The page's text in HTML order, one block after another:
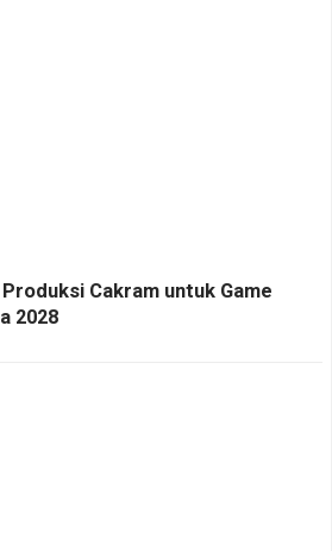
Cakram untuk Game
2028